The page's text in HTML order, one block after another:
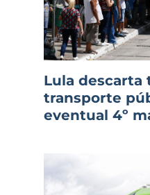
Lula descarta
transporte
eventual 4º